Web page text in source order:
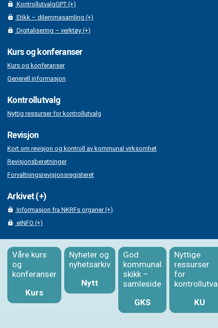
KontrollutvalgGPT (+)
Etikk – dilemmasamling (+)
Digitalisering – verktøy (+)
Kurs og konferanser
Kurs og konferanser
Generell informasjon
Kontrollutvalg
Nyttig ressurser for kontrollutvalg
Revisjon
Kort om revisjon og kontroll av kommunal virksomhet
Revisjonsberetninger
Forvaltningsrevisjonsregisteret
Arkivet (+)
Informasjon fra NKRFs organer (+)
eINFO (+)
Våre kurs
og
konferanser
Kurs
Nyheter og
nyhetsarkiv
Nytt
God
kommunal
skikk –
samleside
GKS
Nyttige
ressurser
for
KU